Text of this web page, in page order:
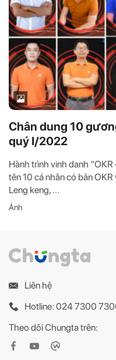
Chân dung 10
quý I/2022
Hành trình vinh danh
tên 10 cá nhân có bản
Leng keng, ...
Ảnh
Liên hệ
Hotline: 024 7300
Theo dõi Chungta trên: